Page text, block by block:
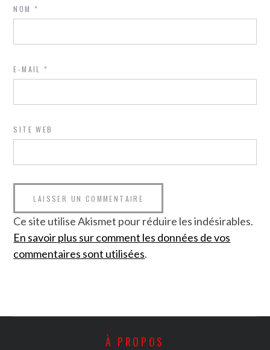
NOM*
E-MAIL*
SITE WEB
Ce site utilise Akismet pour réduire les indésirables.
En savoir plus sur comment les données de vos
commentaires sont utilisées.
À PROPOS